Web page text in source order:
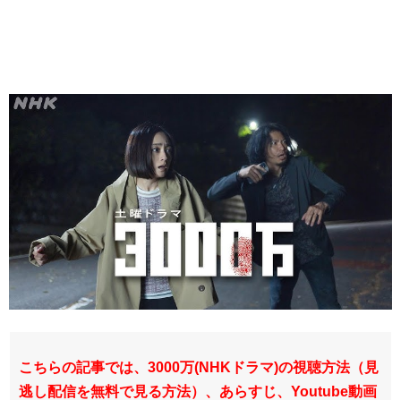
こちらの記事では、3000万(NHKドラマ)の視聴方法（見
逃し配信を無料で見る方法）、あらすじ、Youtube動画